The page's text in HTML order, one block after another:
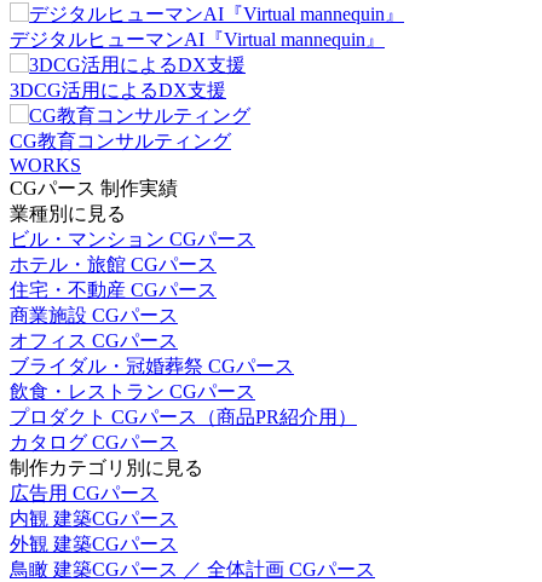
デジタルヒューマンAI『Virtual mannequin』
3DCG活用によるDX支援
CG教育コンサルティング
WORKS
CGパース 制作実績
業種別に見る
ビル・マンション CGパース
ホテル・旅館 CGパース
住宅・不動産 CGパース
商業施設 CGパース
オフィス CGパース
ブライダル・冠婚葬祭 CGパース
飲食・レストラン CGパース
プロダクト CGパース（商品PR紹介用）
カタログ CGパース
制作カテゴリ別に見る
広告用 CGパース
内観 建築CGパース
外観 建築CGパース
鳥瞰 建築CGパース ／ 全体計画 CGパース